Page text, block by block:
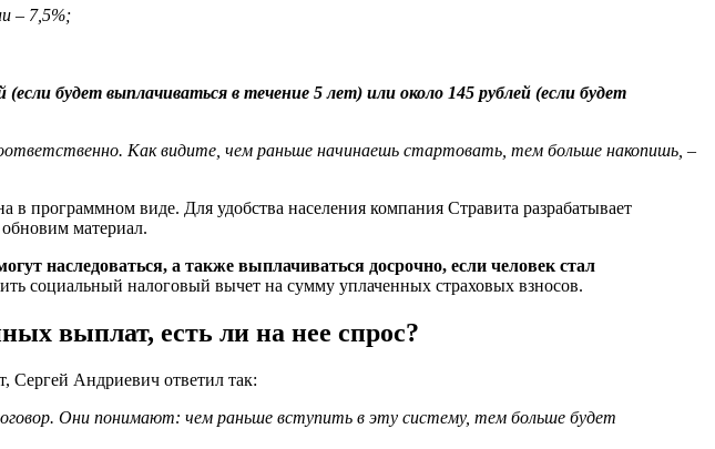
– 7,5%;
будет выплачиваться в течение 5 лет) или около 145 рублей (если будет
Как видите, чем раньше начинаешь стартовать, тем больше накопишь, –
программном виде. Для удобства населения компания Стравита разрабатывает
материал.
наследоваться, а также выплачиваться досрочно, если человек стал
социальный налоговый вычет на сумму уплаченных страховых взносов.
выплат, есть ли на нее спрос?
Сергей Андриевич ответил так:
Они понимают: чем раньше вступить в эту систему, тем больше будет